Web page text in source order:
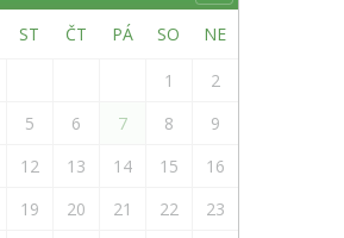
ST ČT PÁ SO NE
1
2
5 6 7 8
9
12 13 14 15
16
19 20 21 22
23